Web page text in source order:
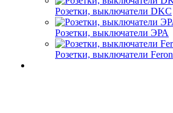
Розетки, выключатели DKC
Розетки, выключатели ЭРА
Розетки, выключатели Feron